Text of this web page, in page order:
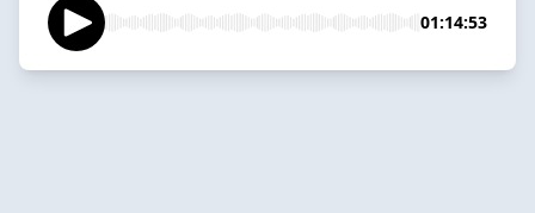
01:14:53